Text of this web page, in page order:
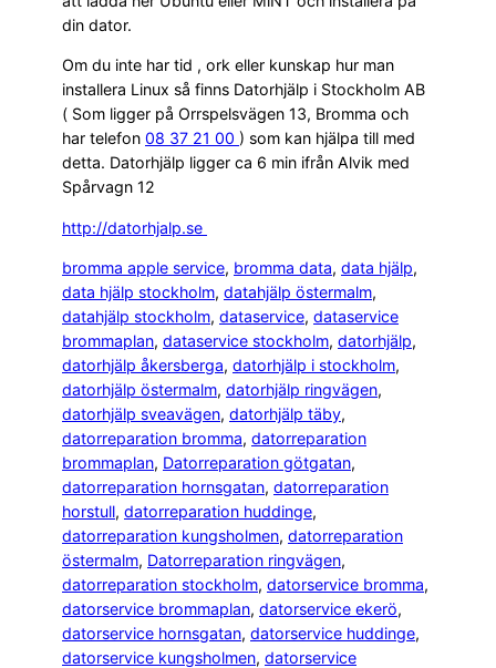
din dator.
Om du inte har tid , ork eller kunskap hur man
installera Linux så finns Datorhjälp i Stockholm AB
( Som ligger på Orrspelsvägen 13, Bromma och
har telefon 08 37 21 00 ) som kan hjälpa till med
detta. Datorhjälp ligger ca 6 min ifrån Alvik med
Spårvagn 12
http://datorhjalp.se
bromma apple service, bromma data, data hjälp
data hjälp stockholm, datahjälp östermalm
datahjälp stockholm, dataservice, dataservice
brommaplan, dataservice stockholm, datorhjälp
datorhjälp åkersberga, datorhjälp i stockholm
datorhjälp östermalm, datorhjälp ringvägen
datorhjälp sveavägen, datorhjälp täby
datorreparation bromma, datorreparation
brommaplan, Datorreparation götgatan
datorreparation hornsgatan, datorreparation
horstull, datorreparation huddinge
datorreparation kungsholmen, datorreparation
östermalm, Datorreparation ringvägen
datorreparation stockholm, datorservice bromma
datorservice brommaplan, datorservice ekerö
datorservice hornsgatan, datorservice huddinge
datorservice kungsholmen, datorservice